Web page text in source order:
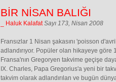
BİR NİSAN BALIĞI
_ Haluk Kalafat Sayı 173, Nisan 2008
Fransızlar 1 Nisan şakasını 'poisson
adlandırıyor. Popüler olan hikayeye göre
Fransa'nın Gregoryen takvime geçişe
IX. Charles, Papa Gregorius'a yeni bir
takvim olarak adlandırılan ve bugün